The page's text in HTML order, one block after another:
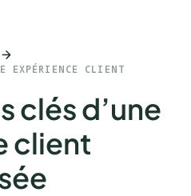
EXPÉRIENCE CLIENT
clés d’une
client